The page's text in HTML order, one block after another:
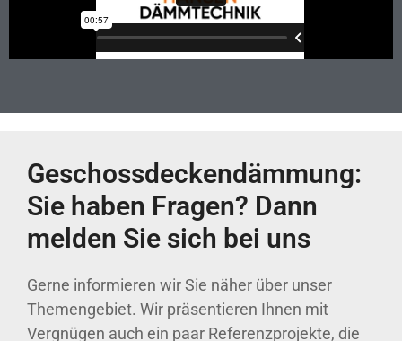
Geschossdeckendämmung:
Sie haben Fragen? Dann
melden Sie sich bei uns
Gerne informieren wir Sie näher über unser
Themengebiet. Wir präsentieren Ihnen mit
Vergnügen auch ein paar Referenzprojekte, die